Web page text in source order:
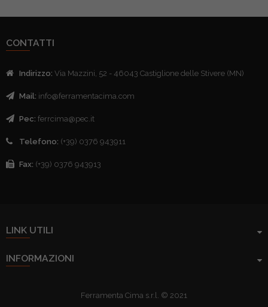
CONTATTI
Indirizzo: Via Mazzini, 52 - 46043 Castiglione delle Stivere (MN)
Mail: info@ferramentacima.com
Pec: ferrcima@pec.it
Telefono: (+39) 0376 943911
Fax: (+39) 0376 943913
LINK UTILI
INFORMAZIONI
Ferramenta Cima s.r.l. © 2021